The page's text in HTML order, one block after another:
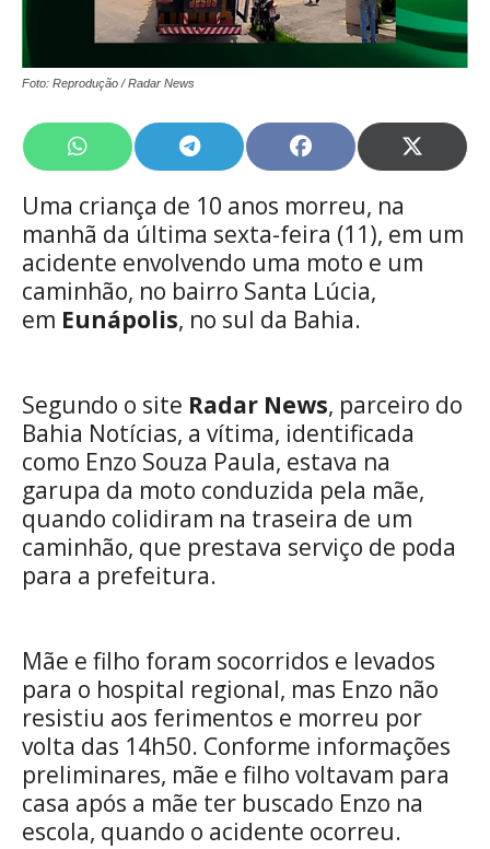
Foto: Reprodução / Radar News
Share
on
WhatsApp
Share
on
Telegram
Share
on
Facebook
Share
on
Uma criança de 10 anos morreu, na
manhã da última sexta-feira (11), em um
acidente envolvendo uma moto e um
caminhão, no bairro Santa Lúcia,
em Eunápolis, no sul da Bahia.
Segundo o site Radar News, parceiro do
Bahia Notícias, a vítima, identificada
como Enzo Souza Paula, estava na
garupa da moto conduzida pela mãe,
quando colidiram na traseira de um
caminhão, que prestava serviço de poda
para a prefeitura.
Mãe e filho foram socorridos e levados
para o hospital regional, mas Enzo não
resistiu aos ferimentos e morreu por
volta das 14h50. Conforme informações
preliminares, mãe e filho voltavam para
casa após a mãe ter buscado Enzo na
escola, quando o acidente ocorreu.